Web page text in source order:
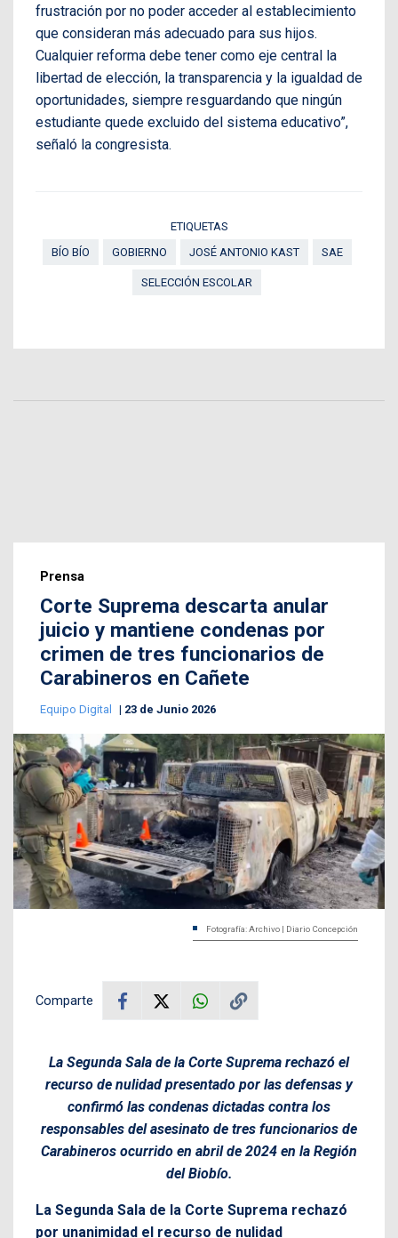
frustración por no poder acceder al establecimiento
que consideran más adecuado para sus hijos.
Cualquier reforma debe tener como eje central la
libertad de elección, la transparencia y la igualdad de
oportunidades, siempre resguardando que ningún
estudiante quede excluido del sistema educativo”,
señaló la congresista.
ETIQUETAS
BÍO BÍO
GOBIERNO JOSÉ ANTONIO KAST SAE
SELECCIÓN ESCOLAR
Prensa
Corte Suprema descarta anular
juicio y mantiene condenas por
crimen de tres funcionarios de
Carabineros en Cañete
Equipo Digital 23 de Junio 2026
Fotografía: Archivo | Diario Concepción
Comparte
La Segunda Sala de la Corte Suprema rechazó el
recurso de nulidad presentado por las defensas y
confirmó las condenas dictadas contra los
responsables del asesinato de tres funcionarios de
Carabineros ocurrido en abril de 2024 en la Región
del Biobío.
La Segunda Sala de la Corte Suprema rechazó
por unanimidad el recurso de nulidad